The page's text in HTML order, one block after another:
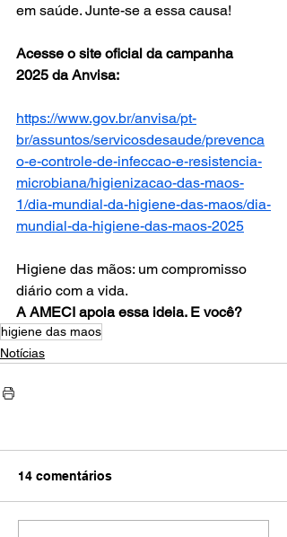
em saúde. Junte-se a essa causa!
Acesse o site oficial da campanha
2025 da Anvisa:
https://www.gov.br/anvisa/pt-
br/assuntos/servicosdesaude/prevenca
o-e-controle-de-infeccao-e-resistencia-
microbiana/higienizacao-das-maos-
1/dia-mundial-da-higiene-das-maos/dia-
mundial-da-higiene-das-maos-2025
Higiene das mãos: um compromisso
diário com a vida.
A AMECI apoia essa ideia. E você?
higiene das maos
Notícias
14 comentários